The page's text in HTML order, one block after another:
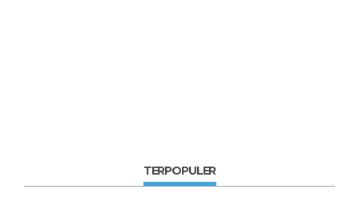
TERPOPULER